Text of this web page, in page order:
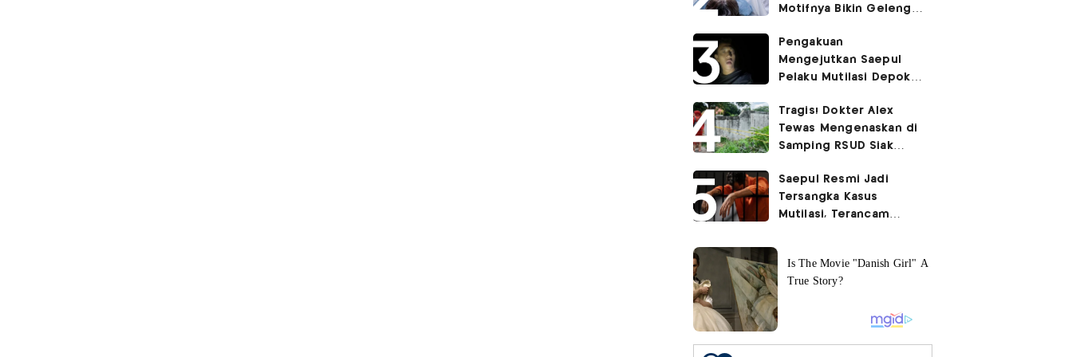
Motifnya Bikin Geleng
Pengakuan
Mengejutkan Saepul
Pelaku Mutilasi Depok:
Korban di Kontrakan
Tragis! Dokter Alex
Tewas Mengenaskan di
Samping RSUD Siak
Rocuronium
Saepul Resmi Jadi
Tersangka Kasus
Mutilasi, Terancam